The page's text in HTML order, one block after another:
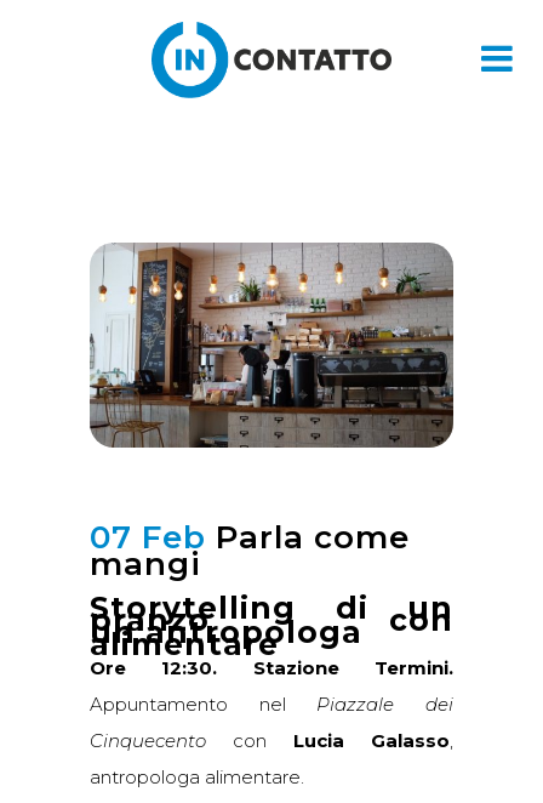
07 Feb Parla come
mangi
Storytelling di un
pranzo con
un’antropologa
alimentare
Ore 12:30. Stazione Termini.
Appuntamento nel Piazzale dei
Cinquecento con Lucia Galasso
antropologa alimentare.